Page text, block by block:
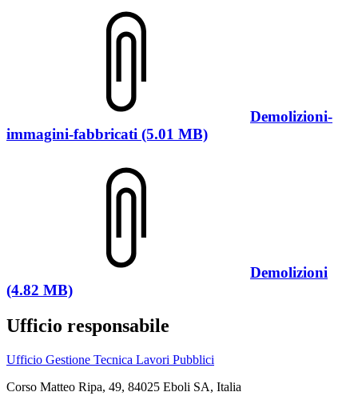
Demolizioni-
immagini-fabbricati (5.01 MB)
Demolizioni
(4.82 MB)
Ufficio responsabile
Ufficio Gestione Tecnica Lavori Pubblici
Corso Matteo Ripa, 49, 84025 Eboli SA, Italia